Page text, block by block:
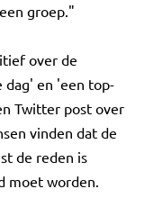
groep."
over de
dag' en 'een top-
Twitter post over
vinden dat de
de reden is
moet worden.